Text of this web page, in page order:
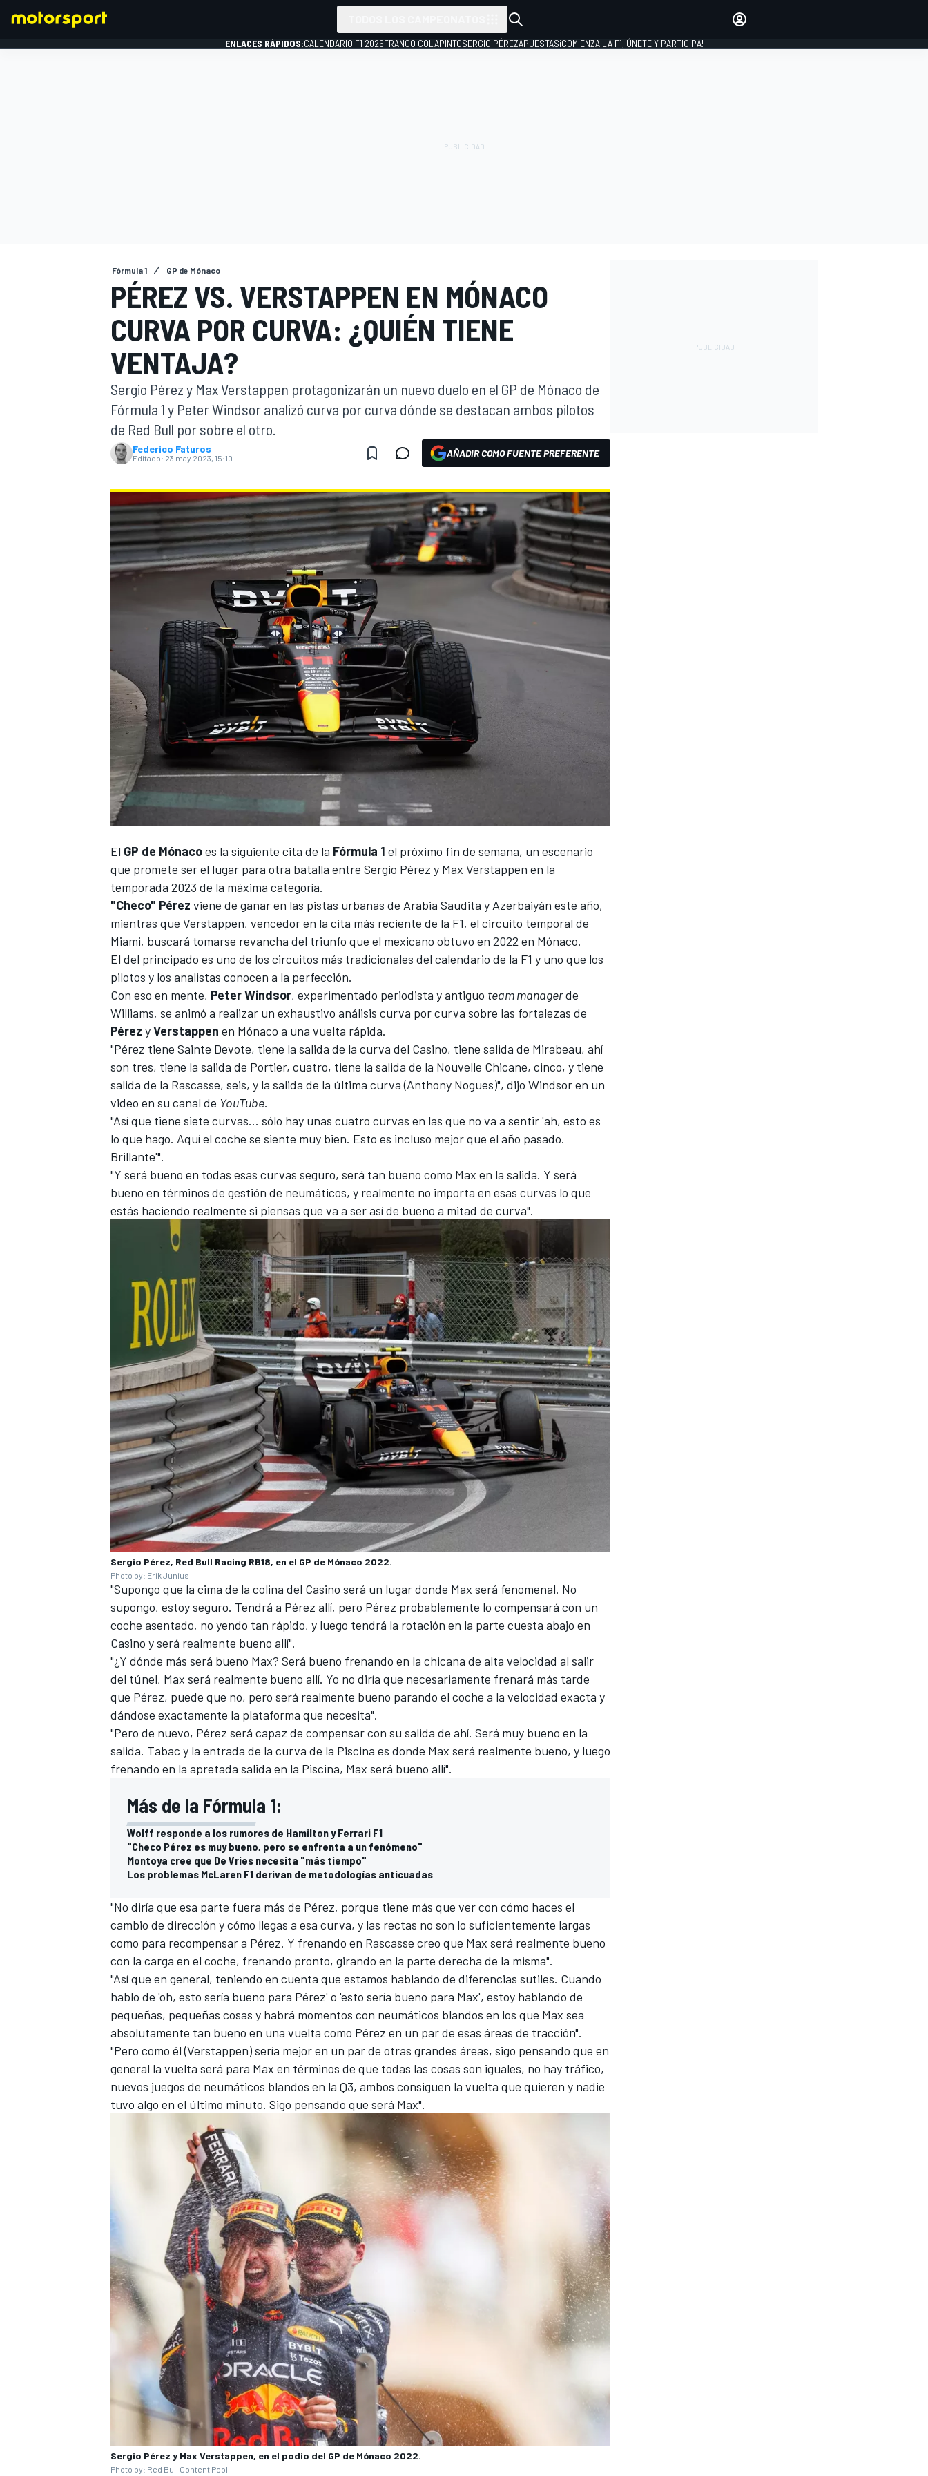
INDYCAR
MOTOGP
NASCAR CUP
FÓRMULA E
WRC
INICIAR SESIÓN
ENLACES RÁPIDOS:CALENDARIO F1 2026FRANCO COLAPINTOSERGIO PÉREZAPUESTAS¡COMIENZA LA F1, ÚNETE Y PARTICIPA!
Fórmula 1 GP de Mónaco
PÉREZ VS. VERSTAPPEN EN MÓNACO
CURVA POR CURVA: ¿QUIÉN TIENE
VENTAJA?
Sergio Pérez y Max Verstappen protagonizarán un nuevo duelo en el GP de Mónaco de
Fórmula 1 y Peter Windsor analizó curva por curva dónde se destacan ambos pilotos
de Red Bull por sobre el otro.
Federico Faturos
Editado: 23 may 2023, 15:10 AÑADIR COMO FUENTE PREFERENTE
El GP de Mónacoes la siguiente cita de la Fórmula 1 el próximo fin de semana, un escenario
que promete ser el lugar para otra batalla entre Sergio Pérez y Max Verstappen en la
temporada 2023 de la máxima categoría.
"Checo" Pérez viene de ganar en las pistas urbanas de Arabia Saudita y Azerbaiyán este año,
mientras que Verstappen, vencedor en la cita más reciente de la F1, el circuito temporal de
Miami, buscará tomarse revancha del triunfo que el mexicano obtuvo en 2022 en Mónaco.
El del principado es uno de los circuitos más tradicionales del calendario de la F1 y uno que los
pilotos y los analistas conocen a la perfección.
Con eso en mente, Peter Windsor, experimentado periodista y antiguo team managerde
Williams, se animó a realizar un exhaustivo análisis curva por curva sobre las fortalezas de
Pérez yVerstappen en Mónaco a una vuelta rápida.
"Pérez tiene Sainte Devote, tiene la salida de la curva del Casino, tiene salida de Mirabeau, ahí
son tres, tiene la salida de Portier, cuatro, tiene la salida de la Nouvelle Chicane, cinco, y tiene
salida de la Rascasse, seis, y la salida de la última curva (Anthony Nogues)", dijo Windsor en un
video en su canal de YouTube.
"Así que tiene siete curvas... sólo hay unas cuatro curvas en las que no va a sentir 'ah, esto es
lo que hago. Aquí el coche se siente muy bien. Esto es incluso mejor que el año pasado.
Brillante'".
"Y será bueno en todas esas curvas seguro, será tan bueno como Max en la salida. Y será
bueno en términos de gestión de neumáticos, y realmente no importa en esas curvas lo que
estás haciendo realmente si piensas que va a ser así de bueno a mitad de curva".
Sergio Pérez, Red Bull Racing RB18, en el GP de Mónaco 2022.
Photo by: Erik Junius
"Supongo que la cima de la colina del Casino será un lugar donde Max será fenomenal. No
supongo, estoy seguro. Tendrá a Pérez allí, pero Pérez probablemente lo compensará con un
coche asentado, no yendo tan rápido, y luego tendrá la rotación en la parte cuesta abajo en
Casino y será realmente bueno allí".
"¿Y dónde más será bueno Max? Será bueno frenando en la chicana de alta velocidad al salir
del túnel, Max será realmente bueno allí. Yo no diría que necesariamente frenará más tarde
que Pérez, puede que no, pero será realmente bueno parando el coche a la velocidad exacta y
dándose exactamente la plataforma que necesita".
"Pero de nuevo, Pérez será capaz de compensar con su salida de ahí. Será muy bueno en la
salida. Tabac y la entrada de la curva de la Piscina es donde Max será realmente bueno, y luego
frenando en la apretada salida en la Piscina, Max será bueno allí".
Más de la Fórmula 1:
Wolff responde a los rumores de Hamilton y Ferrari F1
"Checo Pérez es muy bueno, pero se enfrenta a un fenómeno"
Montoya cree que De Vries necesita "más tiempo"
Los problemas McLaren F1 derivan de metodologías anticuadas
"No diría que esa parte fuera más de Pérez, porque tiene más que ver con cómo haces el
cambio de dirección y cómo llegas a esa curva, y las rectas no son lo suficientemente largas
como para recompensar a Pérez. Y frenando en Rascasse creo que Max será realmente bueno
con la carga en el coche, frenando pronto, girando en la parte derecha de la misma".
"Así que en general, teniendo en cuenta que estamos hablando de diferencias sutiles. Cuando
hablo de 'oh, esto sería bueno para Pérez' o 'esto sería bueno para Max', estoy hablando de
pequeñas, pequeñas cosas y habrá momentos con neumáticos blandos en los que Max sea
absolutamente tan bueno en una vuelta como Pérez en un par de esas áreas de tracción".
"Pero como él (Verstappen) sería mejor en un par de otras grandes áreas, sigo pensando que en
general la vuelta será para Max en términos de que todas las cosas son iguales, no hay tráfico,
nuevos juegos de neumáticos blandos en la Q3, ambos consiguen la vuelta que quieren y nadie
tuvo algo en el último minuto. Sigo pensando que será Max".
Sergio Pérez y Max Verstappen, en el podio del GP de Mónaco 2022.
Photo by: Red Bull Content Pool